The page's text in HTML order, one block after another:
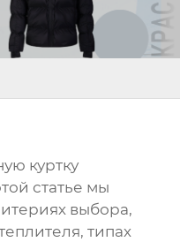
куртку
статье мы
выбора,
типах